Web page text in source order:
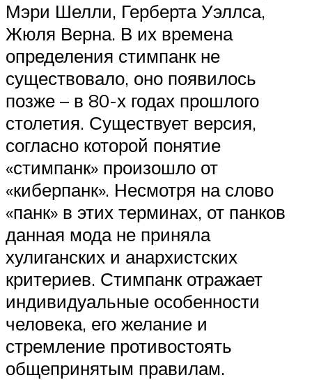
Мэри Шелли, Герберта Уэллса,
Жюля Верна. В их времена
определения стимпанк не
существовало, оно появилось
позже – в 80-х годах прошлого
столетия. Существует версия,
согласно которой понятие
«стимпанк» произошло от
«киберпанк». Несмотря на слово
«панк» в этих терминах, от панков
данная мода не приняла
хулиганских и анархистских
критериев. Стимпанк отражает
индивидуальные особенности
человека, его желание и
стремление противостоять
общепринятым правилам.